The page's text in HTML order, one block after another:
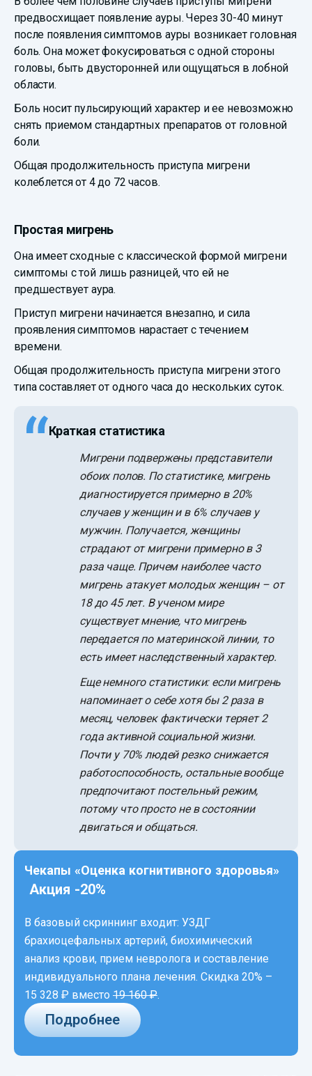
предвосхищает появление ауры. Через 30-40 минут
после появления симптомов ауры возникает головная
боль. Она может фокусироваться с одной стороны
головы, быть двусторонней или ощущаться в лобной
области.
Боль носит пульсирующий характер и ее невозможно
снять приемом стандартных препаратов от головной
боли.
Общая продолжительность приступа мигрени
колеблется от 4 до 72 часов.
Простая мигрень
Она имеет сходные с классической формой мигрени
симптомы с той лишь разницей, что ей не
предшествует аура.
Приступ мигрени начинается внезапно, и сила
проявления симптомов нарастает с течением
времени.
Общая продолжительность приступа мигрени этого
типа составляет от одного часа до нескольких суток.
Краткая статистика
Мигрени подвержены представители
обоих полов. По статистике, мигрень
диагностируется примерно в 20%
случаев у женщин и в 6% случаев у
мужчин. Получается, женщины
страдают от мигрени примерно в 3
раза чаще. Причем наиболее часто
мигрень атакует молодых женщин – от
18 до 45 лет. В ученом мире
существует мнение, что мигрень
передается по материнской линии, то
есть имеет наследственный характер.
Еще немного статистики: если мигрень
напоминает о себе хотя бы 2 раза в
месяц, человек фактически теряет 2
года активной социальной жизни.
Почти у 70% людей резко снижается
работоспособность, остальные вообще
предпочитают постельный режим,
потому что просто не в состоянии
двигаться и общаться.
Чекапы «Оценка когнитивного здоровья»
Акция -20%
В базовый скриннинг входит: УЗДГ
брахиоцефальных артерий, биохимический
анализ крови, прием невролога и составление
индивидуального плана лечения. Скидка 20% –
15 328 ₽ вместо 19 160 ₽.
Подробнее